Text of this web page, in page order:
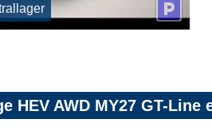
HEV AWD MY27 GT-Line